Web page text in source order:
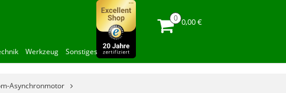
0,00 €
Werkzeug Sonstiges
Asynchronmotor